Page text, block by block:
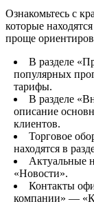
Ознакомьтесь с
которые
проще
В разделе
популярных
тарифы.
В разделе
описание
клиентов.
Торговое
находятся в
Актуальные
«Новости».
Контакты
компании» —